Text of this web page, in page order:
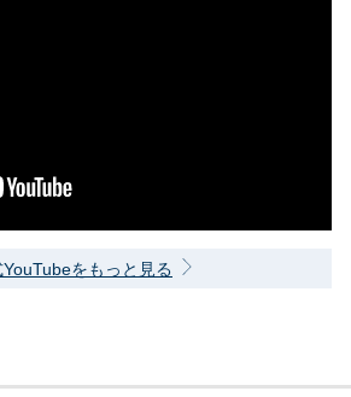
をもっと見る